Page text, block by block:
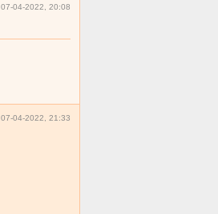
07-04-2022, 20:08
07-04-2022, 21:33